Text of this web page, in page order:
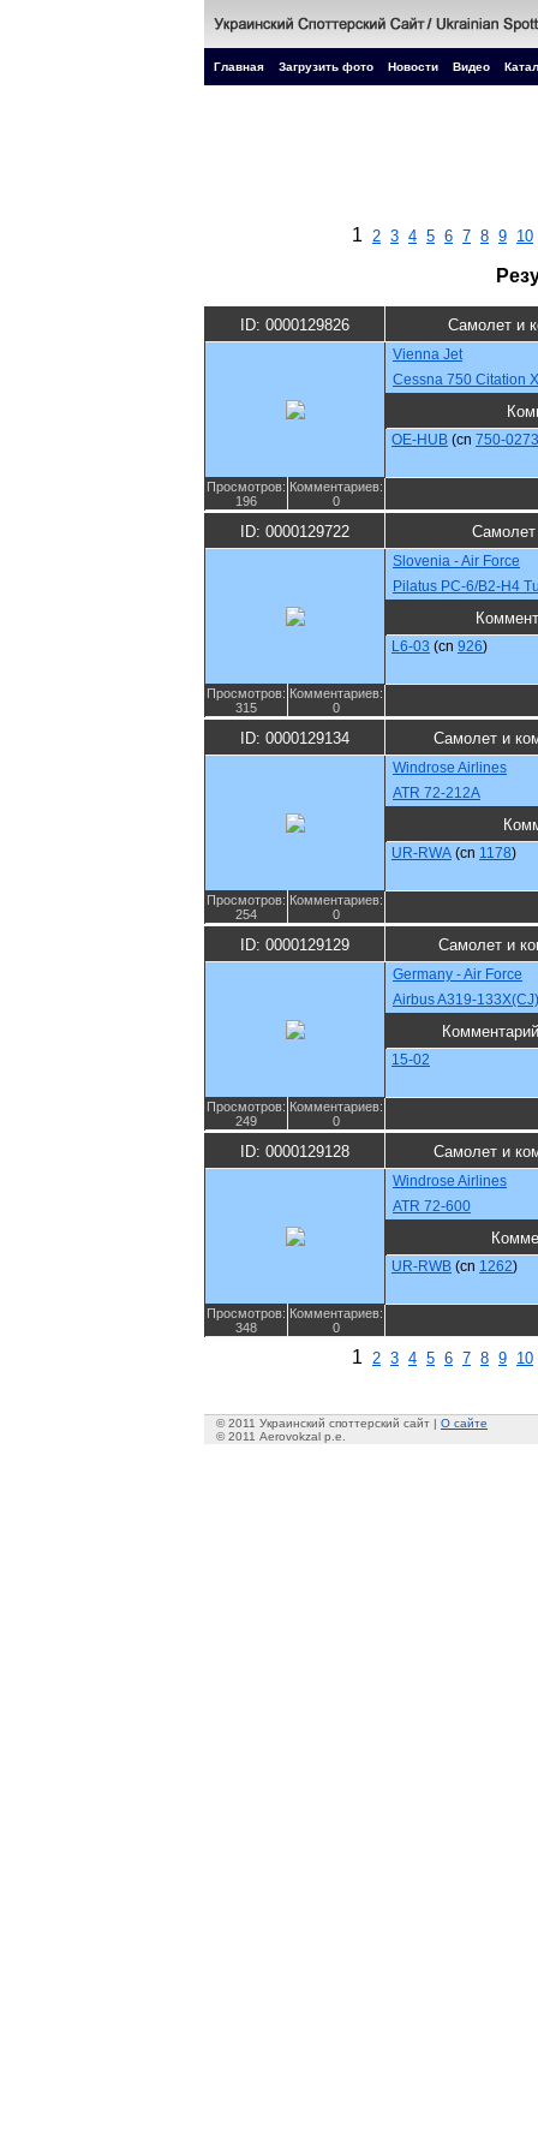
Главная Загрузить фото Новости Видео
1 2 3 4 5 6 7 8 9 10
ID: 0000129826 Самолет и
Vienna Jet
Cessna 750 Citation X
OE-HUB (cn 750-0273
Просмотров:
196
Комментариев:
0
ID: 0000129722 Самолет
Slovenia - Air Force
Pilatus PC-6/B2-H4
L6-03 (cn 926)
Просмотров:
315
Комментариев:
0
ID: 0000129134 Самолет и
Windrose Airlines
ATR 72-212A
UR-RWA (cn 1178)
Просмотров:
254
Комментариев:
0
ID: 0000129129 Самолет и
Germany - Air Force
Airbus A319-133X(CJ)
Комментарий
15-02
Просмотров:
249
Комментариев:
0
ID: 0000129128 Самолет и
Windrose Airlines
ATR 72-600
UR-RWB (cn 1262)
Просмотров:
348
Комментариев:
0
1 2 3 4 5 6 7 8 9 10
© 2011 Украинский споттерский сайт | О сайте
© 2011 Aerovokzal p.e.